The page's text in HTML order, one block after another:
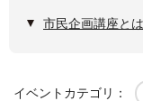
市民企画講座とは
イベントカテゴリ：